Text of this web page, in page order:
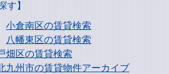
す】
小倉南区の賃貸検索
八幡東区の賃貸検索
畑区の賃貸検索
九州市の賃貸物件アーカイブ